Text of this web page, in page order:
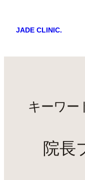
JADE CLINIC.
キーワー
院長